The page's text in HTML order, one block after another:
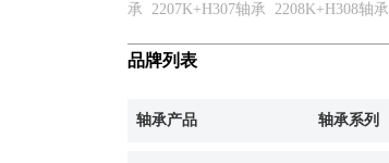
承 2207K+H307轴承 2208K+H308轴承
品牌列表
轴承产品 轴承系列